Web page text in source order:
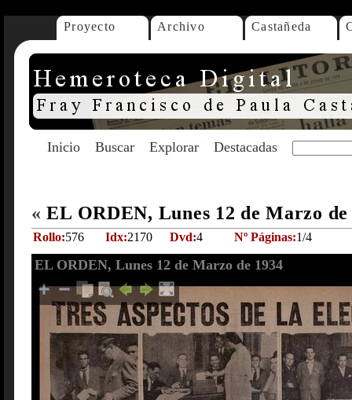
Proyecto Archivo Castañeda
Inicio Buscar Explorar Destacadas
« EL ORDEN, Lunes 12 de Marzo
Rollo:576 Idx:2170 Dvd:4 Nº Páginas:1/4
EL ORDEN, Lunes 12 de Marzo de 1934